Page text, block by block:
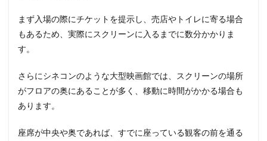
まず入場の際にチケットを提示し、売店やトイレに寄る場合
もあるため、実際にスクリーンに入るまでに数分かかりま
す。
さらにシネコンのような大型映画館では、スクリーンの場所
がフロアの奥にあることが多く、移動に時間がかかる場合も
あります。
座席が中央や奥であれば、すでに座っている観客の前を通る